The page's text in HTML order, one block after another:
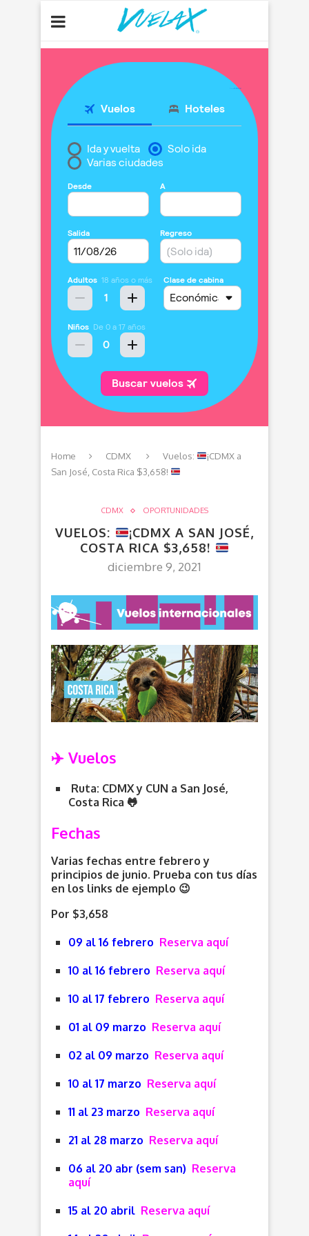
Home CDMX Vuelos:
¡CDMX a
San José, Costa Rica $3,658!
CDMX OPORTUNIDADES
VUELOS:
¡CDMX A SAN JOSÉ,
COSTA RICA $3,658!
diciembre 9, 2021
✈️ Vuelos
Ruta: CDMX y CUN a San José,
Costa Rica 🐸
Fechas
Varias fechas entre febrero y
principios de junio. Prueba con tus días
en los links de ejemplo 😉
Por $3,658
09 al 16 febrero Reserva aquí
10 al 16 febrero Reserva aquí
10 al 17 febrero Reserva aquí
01 al 09 marzo Reserva aquí
02 al 09 marzo Reserva aquí
10 al 17 marzo Reserva aquí
11 al 23 marzo Reserva aquí
21 al 28 marzo Reserva aquí
06 al 20 abr (sem san) Reserva
aquí
15 al 20 abril Reserva aquí